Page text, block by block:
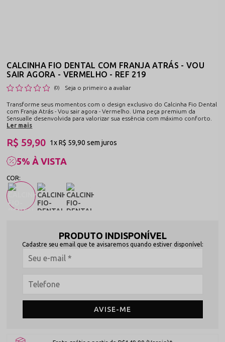
CALCINHA FIO DENTAL COM FRANJA ATRÁS - VOU
SAIR AGORA - VERMELHO - REF 219
(0) Seja o primeiro a avaliar
Transforme seus momentos com o design exclusivo do Calcinha Fio Dental
com Franja Atrás - Vou sair agora - Vermelho. Uma peça premium da
Sensualle desenvolvida para valorizar sua essência com máximo conforto.
Ler mais
5% À VISTA
R$ 59,90 1xR$ 59,90sem juros
PRODUTO INDISPONÍVEL
Cadastre seu email que te avisaremos quando estiver disponível:
AVISE-ME